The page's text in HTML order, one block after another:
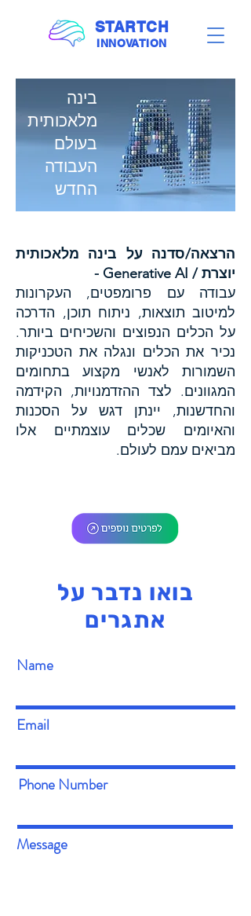
STARTCH
INNOVATION
בינה
מלאכותית
בעולם
העבודה
החדש
הרצאה/סדנה על בינה מלאכותית
יוצרת / Generative AI -
עבודה עם פרומפטים, העקרונות
למיטוב תוצאות, ניתוח תוכן, הדרכה
על הכלים הנפוצים והשכיחים ביותר.
נכיר את הכלים ונגלה את הטכניקות
השמורות לאנשי מקצוע בתחומים
המגוונים. לצד ההזדמנויות, הקידמה
והחדשנות, יינתן דגש על הסכנות
והאיומים שכלים עוצמתיים אלו
מביאים עמם לעולם.
בואו נדבר על
אתגרים
Name
Email
Phone Number
Message